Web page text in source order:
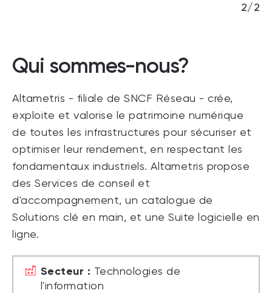
2/2
Qui sommes-nous?
Altametris - filiale de SNCF Réseau - crée,
exploite et valorise le patrimoine numérique
de toutes les infrastructures pour sécuriser et
optimiser leur rendement, en respectant les
fondamentaux industriels. Altametris propose
des Services de conseil et
d'accompagnement, un catalogue de
Solutions clé en main, et une Suite logicielle en
ligne.
Secteur : Technologies de
l'information